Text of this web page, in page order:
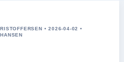
• 2026-04-02 •